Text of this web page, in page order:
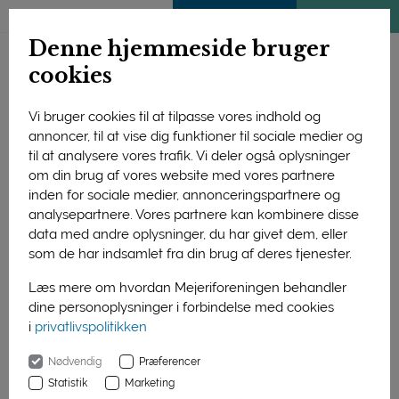
Denne hjemmeside bruger
cookies
Vi bruger cookies til at tilpasse vores indhold og
annoncer, til at vise dig funktioner til sociale medier og
til at analysere vores trafik. Vi deler også oplysninger
om din brug af vores website med vores partnere
inden for sociale medier, annonceringspartnere og
analysepartnere. Vores partnere kan kombinere disse
data med andre oplysninger, du har givet dem, eller
som de har indsamlet fra din brug af deres tjenester.
Læs mere om hvordan Mejeriforeningen behandler
dine personoplysninger i forbindelse med cookies
i privatlivspolitikken
Nødvendig
Præferencer
Statistik
Marketing
I Mælkemissionen fungerer læge Christen Ravn som
humørfyldt turguide rundt i kroppens forskellige funktioner.